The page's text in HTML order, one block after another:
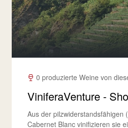
0 produzierte Weine von
ViniferaVenture -
Aus der pilzwiderstandsfähigen
Cabernet Blanc vinifizieren sie